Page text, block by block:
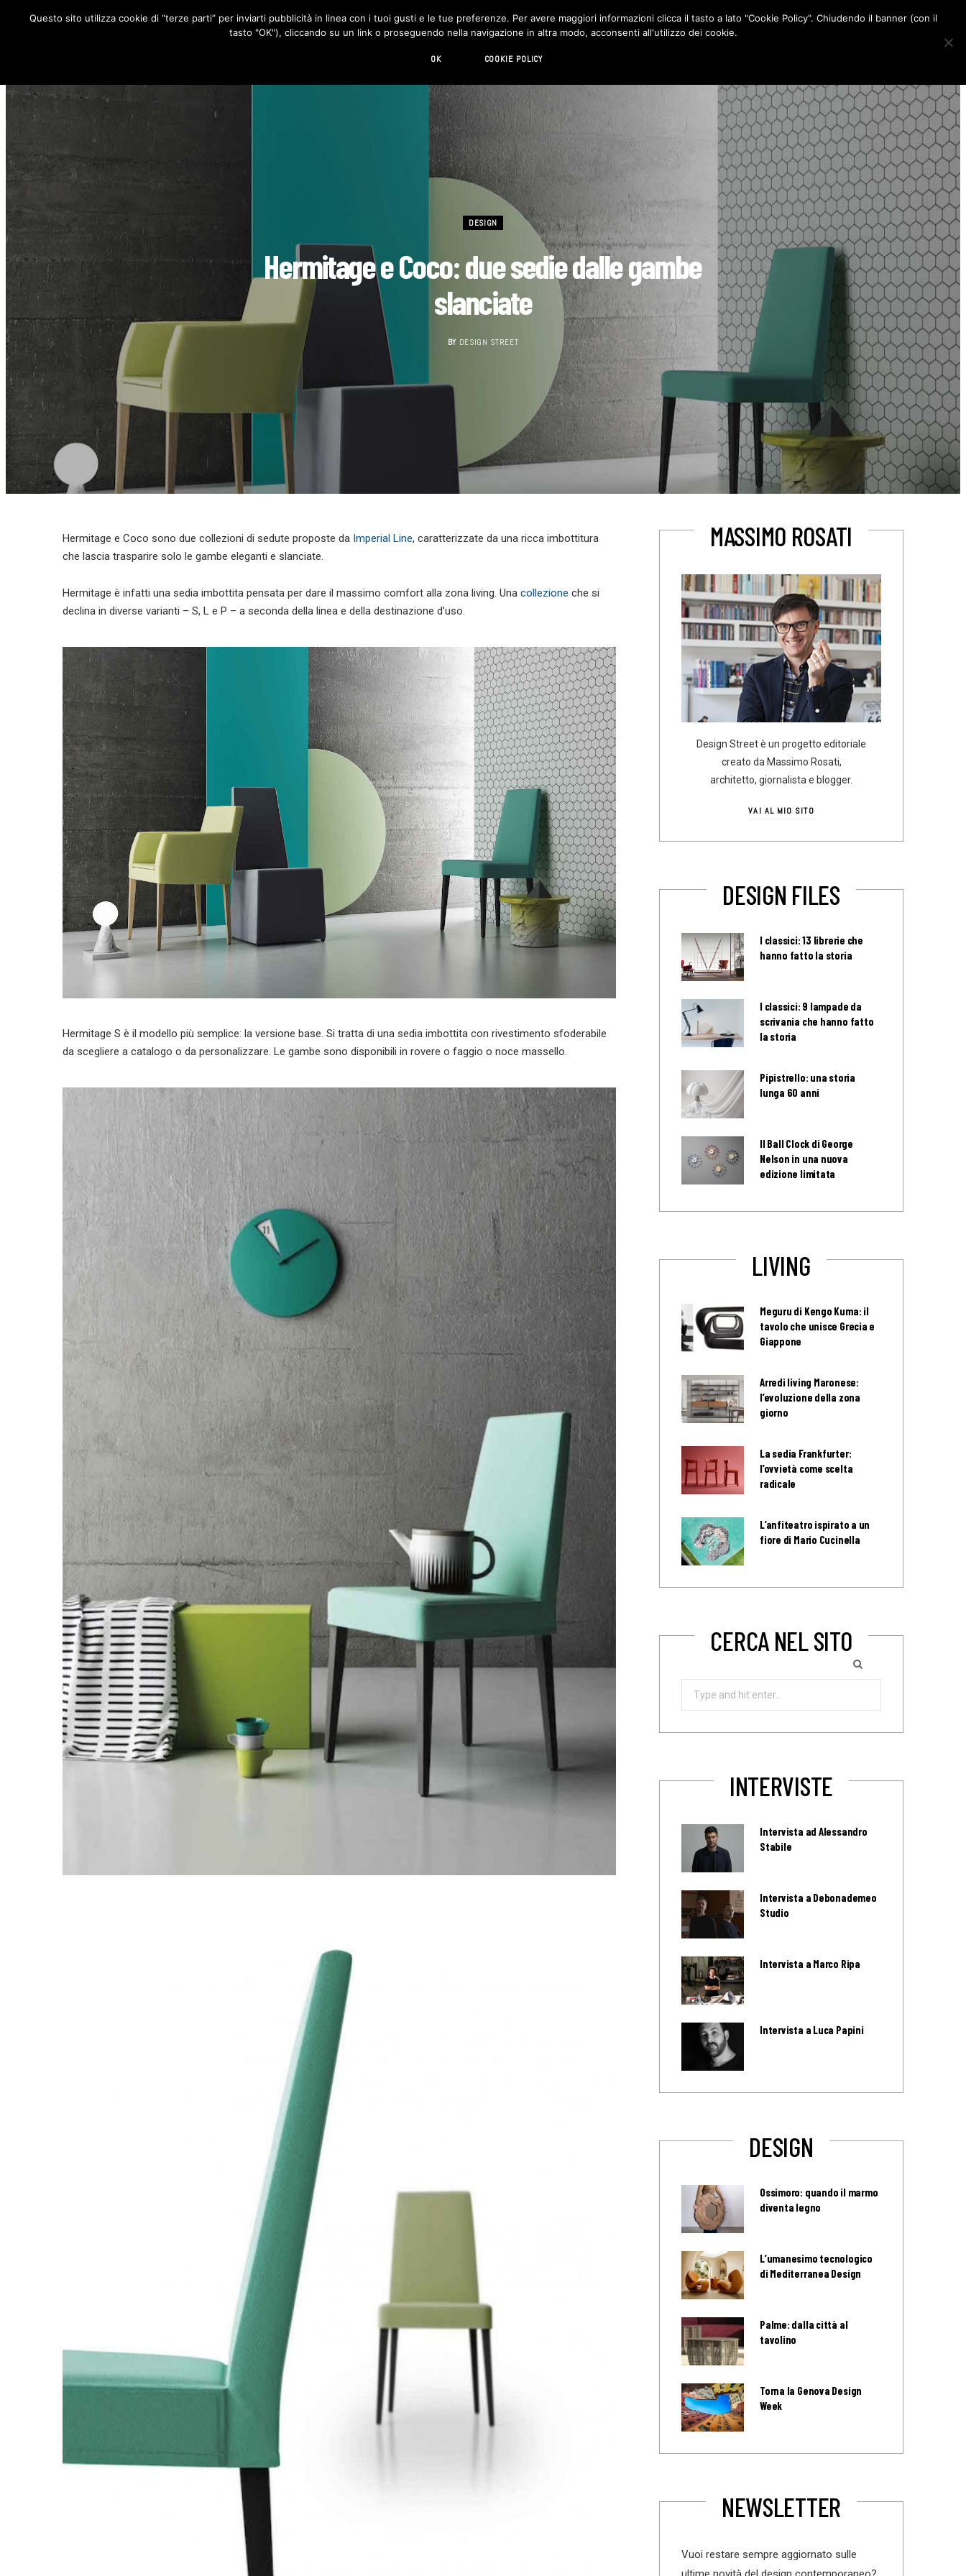
RUBRICHE DESIGN LIVING HI-TECH CHI SIAMO CONTATTI
o
o
k
g
a
m
r
e
t
d
I
DESIGN
Hermitage e Coco: due sedie dalle gambe
slanciate
BY DESIGN STREET
Hermitage e Coco sono due collezioni di sedute proposte da Imperial Line, caratterizzate da una ricca imbottitura
che lascia trasparire solo le gambe eleganti e slanciate.
Hermitage è infatti una sedia imbottita pensata per dare il massimo comfort alla zona living. Una collezione che si
declina in diverse varianti – S, L e P – a seconda della linea e della destinazione d’uso.
Hermitage S è il modello più semplice: la versione base. Si tratta di una sedia imbottita con rivestimento sfoderabile
da scegliere a catalogo o da personalizzare. Le gambe sono disponibili in rovere o faggio o noce massello.
MASSIMO ROSATI
Design Street è un progetto editoriale
creato da Massimo Rosati,
architetto, giornalista e blogger.
VAI AL MIO SITO
DESIGN FILES
I classici: 13 librerie che
hanno fatto la storia
I classici: 9 lampade da
scrivania che hanno fatto
la storia
Pipistrello: una storia
lunga 60 anni
Il Ball Clock di George
Nelson in una nuova
edizione limitata
LIVING
Meguru di Kengo Kuma: il
tavolo che unisce Grecia e
Giappone
Arredi living Maronese:
l’evoluzione della zona
giorno
La sedia Frankfurter:
l’ovvietà come scelta
radicale
L’anfiteatro ispirato a un
fiore di Mario Cucinella
CERCA NEL SITO
Search
INTERVISTE
Intervista ad Alessandro
Stabile
Intervista a Debonademeo
Studio
Intervista a Marco Ripa
Intervista a Luca Papini
DESIGN
Ossimoro: quando il marmo
diventa legno
L’umanesimo tecnologico
di Mediterranea Design
Palme: dalla città al
tavolino
Torna la Genova Design
Week
NEWSLETTER
Vuoi restare sempre aggiornato sulle
Questo sito utilizza cookie di “terze parti” per inviarti pubblicità in linea con i tuoi gusti e le tue preferenze. Per avere maggiori informazioni clicca il tasto a lato "Cookie Policy". Chiudendo il banner (con il
tasto "OK"), cliccando su un link o proseguendo nella navigazione in altra modo, acconsenti all'utilizzo dei cookie.
OK COOKIE POLICY